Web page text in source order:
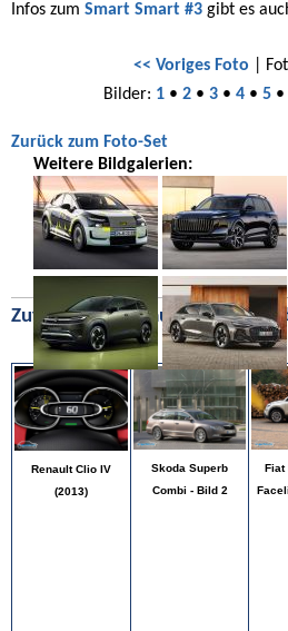
Infos zum Smart Smart #3 gibt es
<< Voriges Foto |
Bilder: 1• 2• 3• 4• 5•
Zurück zum Foto-Set
Weitere Bildgalerien:
Zufällige Bilder aus unserer
Renault Clio IV
(2013)
Skoda Superb
Combi - Bild 2